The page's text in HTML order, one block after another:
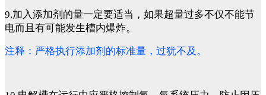
9.加入添加剂的量一定要适当，如果超量过多不仅不能节
电而且有可能发生槽内爆炸。
注释：严格执行添加剂的标准量，过犹不及。